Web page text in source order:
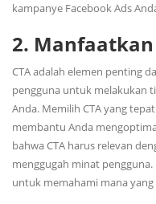
kampanye Facebook Ads
2. Manfaatkan
CTA adalah elemen penting
pengguna untuk melakukan
Anda. Memilih CTA yang
membantu Anda
bahwa CTA harus relevan
menggugah minat pengguna.
untuk memahami mana